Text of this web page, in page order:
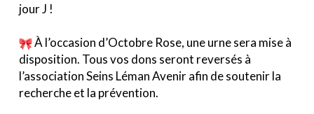
jour J !
À l’occasion d’Octobre Rose, une urne sera mise à
disposition. Tous vos dons seront reversés à
l’association Seins Léman Avenir afin de soutenir la
recherche et la prévention.